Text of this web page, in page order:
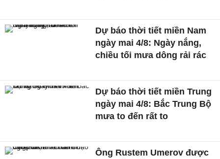
Dự báo thời tiết miền Nam
ngày mai 4/8: Ngày nắng,
chiều tối mưa dông rải rác
Dự báo thời tiết miền Trung
ngày mai 4/8: Bắc Trung Bộ
mưa to đến rất to
Ông Rustem Umerov được